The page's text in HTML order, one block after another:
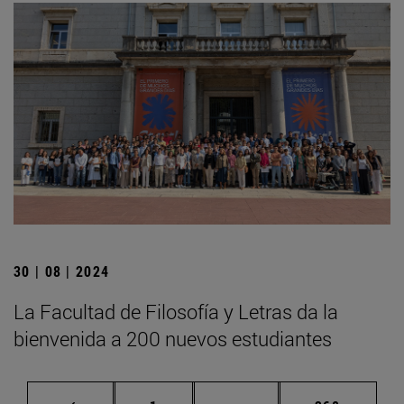
30 | 08 | 2024
La Facultad de Filosofía y Letras da la
bienvenida a 200 nuevos estudiantes